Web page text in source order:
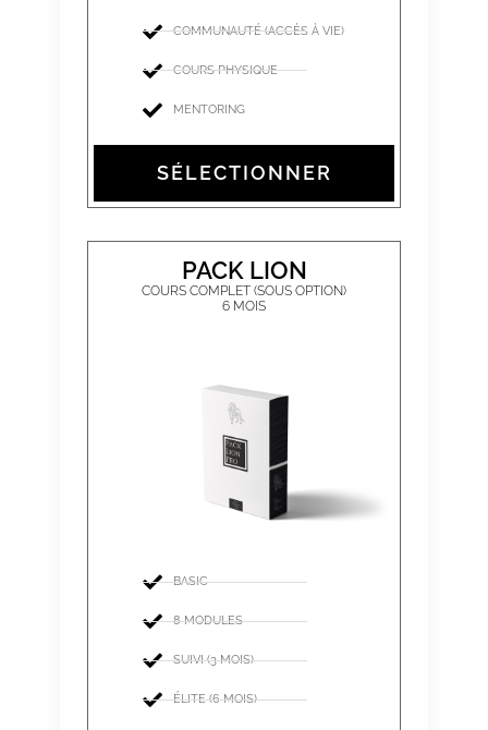
COMMUNAUTÉ (ACCÈS À VIE)
COURS PHYSIQUE
MENTORING
SÉLECTIONNER
PACK LION
COURS COMPLET (SOUS OPTION)
6 MOIS
BASIC
8 MODULES
SUIVI (3 MOIS)
ÉLITE (6 MOIS)